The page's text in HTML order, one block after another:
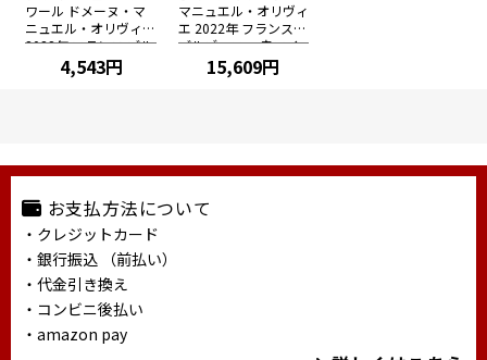
ワール ドメーヌ・マ
ニュエル・オリヴィエ
2022年 フランス ブル
ゴーニュ 赤ワイン ミ
ディアムボディ 750m
4,543円
マニュエル・オリヴィ
エ 2022年 フランス
ブルゴーニュ 赤ワイ
ン ミディアムボディ
750ml
15,609円
お支払方法について
・クレジットカード
・銀行振込 （前払い）
・代金引き換え
・コンビニ後払い
・amazon pay